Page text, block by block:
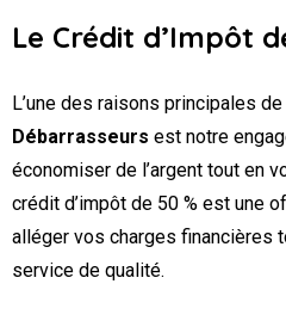
Le Crédit d’Impôt
L’une des raisons principales
Débarrasseurs est notre
économiser de l’argent tout en
crédit d’impôt de 50 % est une
alléger vos charges financières
service de qualité.